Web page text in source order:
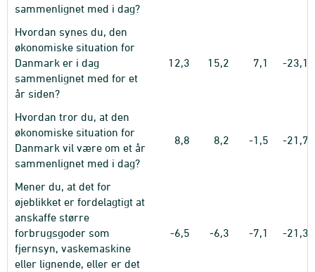
sammenlignet med i dag?
Hvordan synes du, den
økonomiske situation for
Danmark er i dag
sammenlignet med for et
år siden?
12,3 15,2 7,1 -23,1
Hvordan tror du, at den
økonomiske situation for
Danmark vil være om et år
sammenlignet med i dag?
8,8 8,2 -1,5 -21,7
Mener du, at det for
øjeblikket er fordelagtigt at
anskaffe større
forbrugsgoder som
fjernsyn, vaskemaskine
eller lignende, eller er det
-6,5 -6,3 -7,1 -21,3